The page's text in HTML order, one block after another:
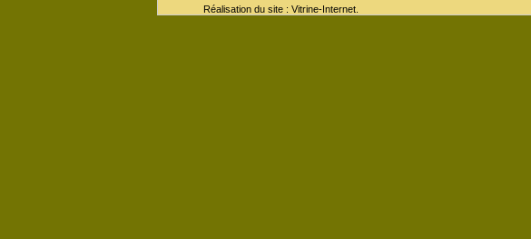
Réalisation du site : Vitrine-Internet.